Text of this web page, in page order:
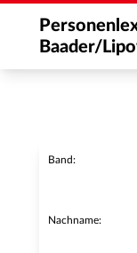
Baader/
Band:
Nachname: